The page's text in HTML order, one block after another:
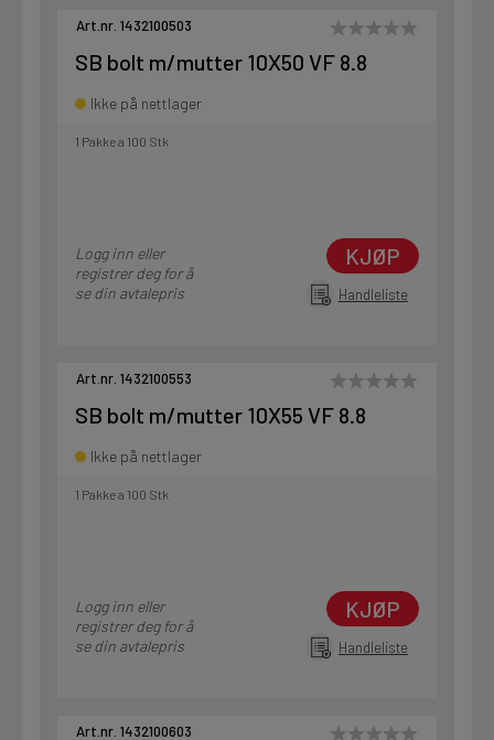
Art.nr. 1432100503
SB bolt m/mutter 10X50 VF 8.8
Ikke på nettlager
1 Pakke a 100 Stk
Logg inn eller
registrer deg for å
se din avtalepris
KJØP
Handleliste
Art.nr. 1432100553
SB bolt m/mutter 10X55 VF 8.8
Ikke på nettlager
1 Pakke a 100 Stk
Logg inn eller
registrer deg for å
se din avtalepris
KJØP
Handleliste
Art.nr. 1432100603